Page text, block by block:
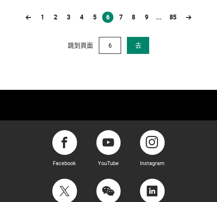
1 2 3 4 5 6
(current)
7 8 9 ... 85
跳到頁面 去
Facebook YouTube Instagram